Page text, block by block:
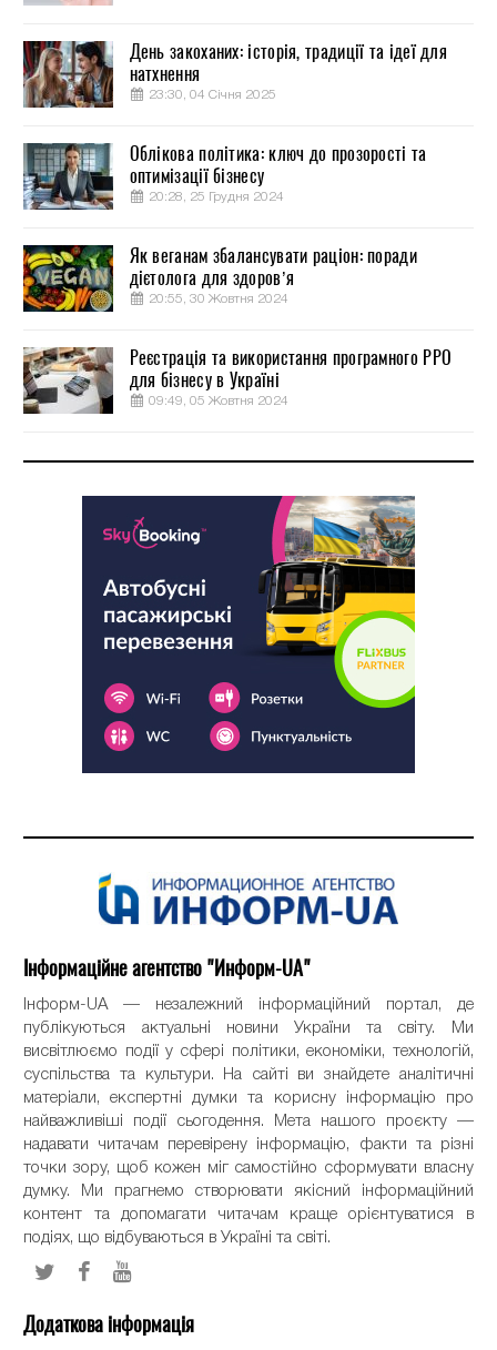
День закоханих: історія, традиції та ідеї для
натхнення
23:30, 04 Січня 2025
Облікова політика: ключ до прозорості та
оптимізації бізнесу
20:28, 25 Грудня 2024
Як веганам збалансувати раціон: поради
дієтолога для здоров’я
20:55, 30 Жовтня 2024
Реєстрація та використання програмного РРО
для бізнесу в Україні
09:49, 05 Жовтня 2024
Інформаційне агентство "Информ-UA"
Інформ-UA — незалежний інформаційний портал, де
публікуються актуальні новини України та світу. Ми
висвітлюємо події у сфері політики, економіки, технологій,
суспільства та культури. На сайті ви знайдете аналітичні
матеріали, експертні думки та корисну інформацію про
найважливіші події сьогодення. Мета нашого проєкту —
надавати читачам перевірену інформацію, факти та різні
точки зору, щоб кожен міг самостійно сформувати власну
думку. Ми прагнемо створювати якісний інформаційний
контент та допомагати читачам краще орієнтуватися в
подіях, що відбуваються в Україні та світі.
Додаткова інформація